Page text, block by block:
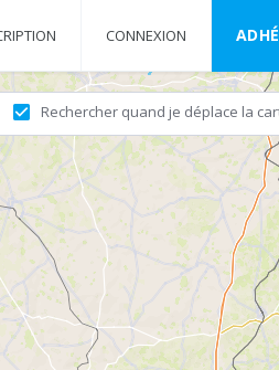
CONNEXION
Rechercher quand je déplace la